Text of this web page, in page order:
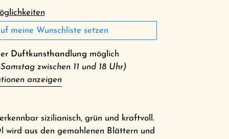
meine Wunschliste setzen
Duftkunsthandlung möglich
zwischen 11 und 18 Uhr)
anzeigen
sizilianisch, grün und kraftvoll.
wird aus den gemahlenen Blättern und